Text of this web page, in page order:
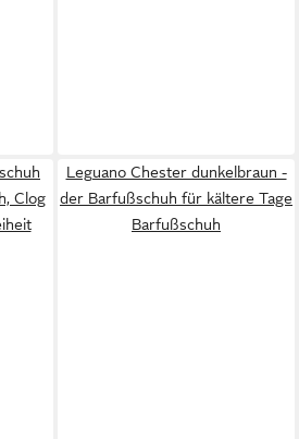
Clog
Leguano Chester dunkelbraun -
der Barfußschuh für kältere Tage
Barfußschuh